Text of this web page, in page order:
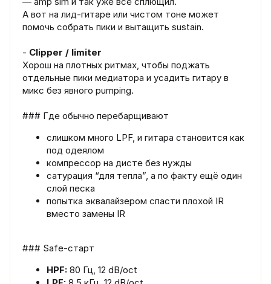
А вот на лид-гитаре или чистом тоне может
помочь собрать пики и вытащить sustain.
- Clipper / limiter
Хорош на плотных ритмах, чтобы поджать
отдельные пики медиатора и усадить гитару в
микс без явного pumping.
### Где обычно перебарщивают
слишком много LPF, и гитара становится как
под одеялом
компрессор на дисте без нужды
сатурация “для тепла”, а по факту ещё один
слой песка
попытка эквалайзером спасти плохой IR
вместо замены IR
### Safe-старт
HPF: 80 Гц, 12 dB/oct